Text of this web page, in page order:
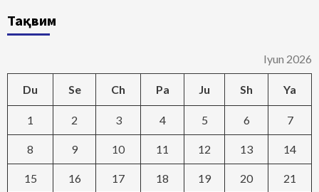
Тақвим
Iyun 2026
Du Se Ch Pa Ju Sh Ya
1 2 3 4 5 6 7
8 9 10 11 12 13 14
15 16 17 18 19 20 21